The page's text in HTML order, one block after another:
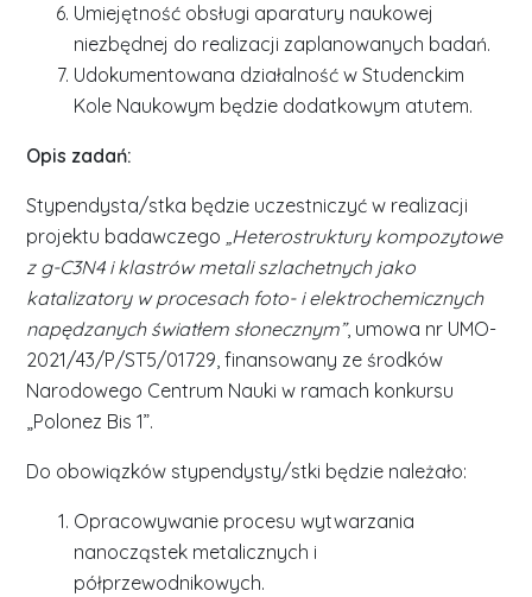
Umiejętność obsługi aparatury naukowej
niezbędnej do realizacji zaplanowanych badań.
Udokumentowana działalność w Studenckim
Kole Naukowym będzie dodatkowym atutem.
Opis zadań:
Stypendysta/stka będzie uczestniczyć w realizacji
projektu badawczego„Heterostruktury kompozytowe
z g-C3N4 i klastrów metali szlachetnych jako
katalizatory w procesach foto- i elektrochemicznych
napędzanych światłem słonecznym”, umowa nr UMO-
2021/43/P/ST5/01729, finansowany ze środków
Narodowego Centrum Nauki w ramach konkursu
„Polonez Bis 1”.
Do obowiązków stypendysty/stki będzie należało:
Opracowywanie procesu wytwarzania
nanocząstek metalicznych i
półprzewodnikowych.